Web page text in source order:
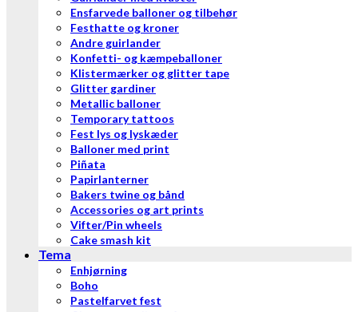
Ensfarvede balloner og tilbehør
Festhatte og kroner
Andre guirlander
Konfetti- og kæmpeballoner
Klistermærker og glitter tape
Glitter gardiner
Metallic balloner
Temporary tattoos
Fest lys og lyskæder
Balloner med print
Piñata
Papirlanterner
Bakers twine og bånd
Accessories og art prints
Vifter/Pin wheels
Cake smash kit
Tema
Enhjørning
Boho
Pastelfarvet fest